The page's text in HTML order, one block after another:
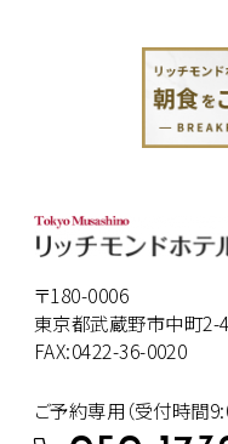
〒180-0006
東京都武蔵野市中町2-
FAX:0422-36-0020
ご予約専用（受付時間